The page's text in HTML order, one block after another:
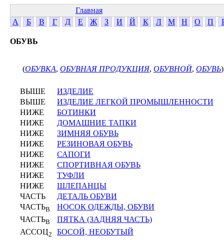
Главная
А
Б В Г Д Е Ж З И Й К Л М Н О П
ОБУВЬ
(ОБУВКА, ОБУВНАЯ ПРОДУКЦИЯ, ОБУВНОЙ, ОБУВЬ)
ВЫШЕ
ИЗДЕЛИЕ
ВЫШЕ
ИЗДЕЛИЕ ЛЕГКОЙ ПРОМЫШЛЕННОСТИ
НИЖЕ
БОТИНКИ
НИЖЕ
ДОМАШНИЕ ТАПКИ
НИЖЕ
ЗИМНЯЯ ОБУВЬ
НИЖЕ
РЕЗИНОВАЯ ОБУВЬ
НИЖЕ
САПОГИ
НИЖЕ
СПОРТИВНАЯ ОБУВЬ
НИЖЕ
ТУФЛИ
НИЖЕ
ШЛЕПАНЦЫ
ЧАСТЬ
ДЕТАЛЬ ОБУВИ
ЧАСТЬВ
НОСОК ОДЕЖДЫ, ОБУВИ
ЧАСТЬВ
ПЯТКА (ЗАДНЯЯ ЧАСТЬ)
АССОЦ2
БОСОЙ, НЕОБУТЫЙ